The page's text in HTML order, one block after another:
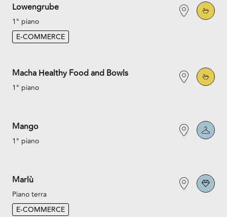
Lowengrube
1° piano
E-COMMERCE
Macha Healthy Food and Bowls
1° piano
Mango
1° piano
Marlù
Piano terra
E-COMMERCE